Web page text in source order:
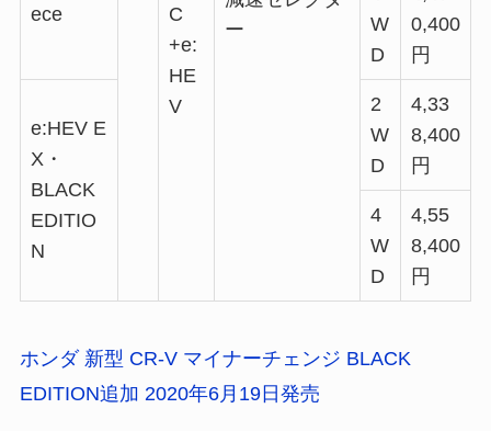
C
+e:
HE
V
ー
ece
W
D
0,400
円
e:HEV E
X・
BLACK
EDITIO
N
2
W
D
4,33
8,400
円
4
W
D
4,55
8,400
円
ホンダ 新型 CR-V マイナーチェンジ BLACK
EDITION追加 2020年6月19日発売